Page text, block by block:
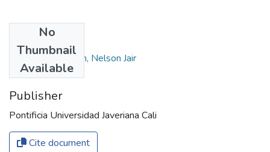
No
Thumbnail
Available
Authors
Cuchumbé Holguín, Nelson Jair
Publisher
Pontificia Universidad Javeriana Cali
Cite document